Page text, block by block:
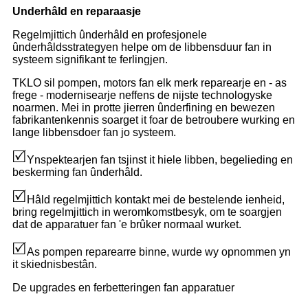
Underhâld en reparaasje
Regelmjittich ûnderhâld en profesjonele
ûnderhâldsstrategyen helpe om de libbensduur fan in
systeem signifikant te ferlingjen.
TKLO sil pompen, motors fan elk merk reparearje en - as
frege - modernisearje neffens de nijste technologyske
noarmen. Mei in protte jierren ûnderfining en bewezen
fabrikantenkennis soarget it foar de betroubere wurking en
lange libbensdoer fan jo systeem.
Ynspektearjen fan tsjinst it hiele libben, begelieding en
beskerming fan ûnderhâld.
Hâld regelmjittich kontakt mei de bestelende ienheid,
bring regelmjittich in weromkomstbesyk, om te soargjen
dat de apparatuer fan 'e brûker normaal wurket.
As pompen reparearre binne, wurde wy opnommen yn
it skiednisbestân.
De upgrades en ferbetteringen fan apparatuer